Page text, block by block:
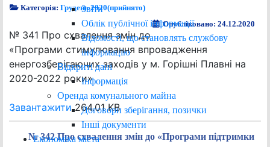
Звіти
Облік публічної інформації
Відомості, що становлять службову
інформацію
Відкриті дані
Інформація
Оренда комунального майна
Договори зберігання, позички
Інші документи
Економіка міста
Категорія:Грудень 2020(прийнято)
Опубліковано: 24.12.2020
№ 341 Про схвалення змін до
«Програми стимулювання впровадження
енергозберігаючих заходів у м. Горішні Плавні на
2020-2022 роки»
Завантажити264.01 KB
№ 342 Про схвалення змін до «Програми підтримки